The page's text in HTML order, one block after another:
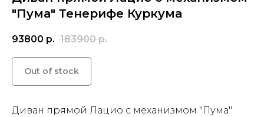
"Пума" Тенерифе Куркума
93800 р. 183900 р.
Out of stock
Диван прямой Лацио с механизмом "Пума"